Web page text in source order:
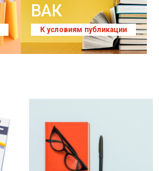
ВАК
К условиям публикации